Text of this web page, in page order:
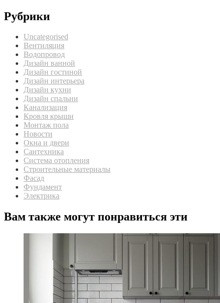
Рубрики
Uncategorised
Вентиляция
Водопровод
Дизайн ванной
Дизайн гостиной
Дизайн интерьера
Дизайн кухни
Дизайн спальни
Канализация
Кровля крыши
Монтаж пола
Новости
Окна и двери
Сантехника
Система отопления
Строительные материалы
Фасад
Фундамент
Электрика
Вам также могут понравиться эти